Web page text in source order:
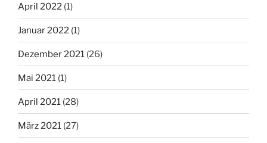
April 2022 (1)
Januar 2022 (1)
Dezember 2021 (26)
Mai 2021 (1)
April 2021 (28)
März 2021 (27)